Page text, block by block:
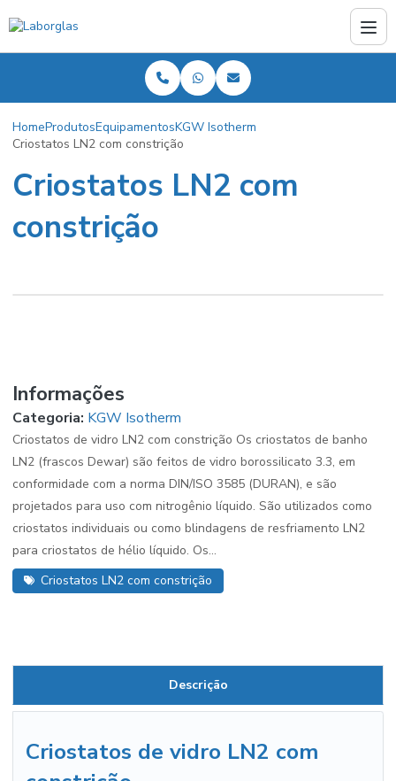
HomeProdutosEquipamentosKGW Isotherm
Criostatos LN2 com constrição
Criostatos LN2 com
constrição
Informações
Categoria: KGW Isotherm
Criostatos de vidro LN2 com constrição Os criostatos de banho
LN2 (frascos Dewar) são feitos de vidro borossilicato 3.3, em
conformidade com a norma DIN/ISO 3585 (DURAN), e são
projetados para uso com nitrogênio líquido. São utilizados como
criostatos individuais ou como blindagens de resfriamento LN2
para criostatos de hélio líquido. Os...
Criostatos LN2 com constrição
Descrição
Criostatos de vidro LN2 com